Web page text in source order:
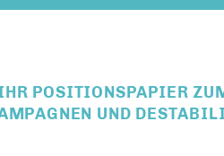
POSITIONSPAPIER
UND